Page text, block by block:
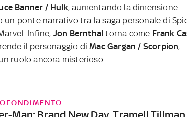
Banner / Hulk, aumentando la dimensione
un ponte narrativo tra la saga personale di
Infine, Jon Bernthal torna come Frank
il personaggio diMac Gargan / Scorpion,
ruolo ancora misterioso.
Man: Brand New Day, Tramell